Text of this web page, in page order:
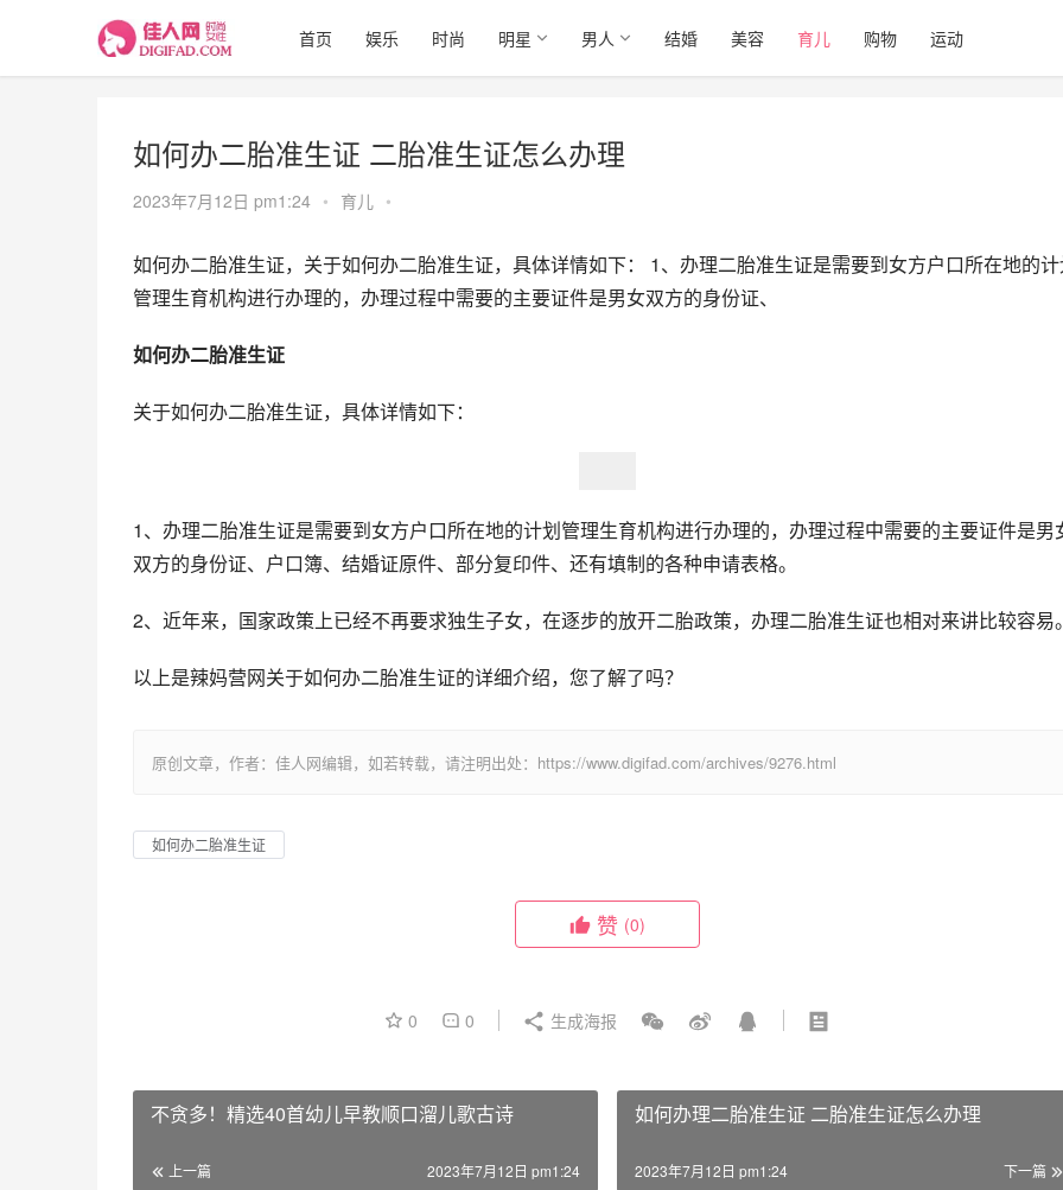
首页 娱乐 时尚 明星 男人 结婚 美容 育儿 购物 运动
如何办二胎准生证 二胎准生证怎么办理
2023年7月12日 pm1:24 • 育儿 •
如何办二胎准生证，关于如何办二胎准生证，具体详情如下： 1、办理二胎准生证是需要到女方户口所在地的
管理生育机构进行办理的，办理过程中需要的主要证件是男女双方的身份证、
如何办二胎准生证
关于如何办二胎准生证，具体详情如下：
1、办理二胎准生证是需要到女方户口所在地的计划管理生育机构进行办理的，办理过程中需要的主要证件是男
双方的身份证、户口簿、结婚证原件、部分复印件、还有填制的各种申请表格。
2、近年来，国家政策上已经不再要求独生子女，在逐步的放开二胎政策，办理二胎准生证也相对来讲比较容易
以上是辣妈营网关于如何办二胎准生证的详细介绍，您了解了吗？
原创文章，作者：佳人网编辑，如若转载，请注明出处：https://www.digifad.com/archives/9276.html
如何办二胎准生证
赞 (0)
0 0 生成海报
不贪多！精选40首幼儿早教顺口溜儿歌古诗
上一篇 2023年7月12日 pm1:24
如何办理二胎准生证 二胎准生证怎么办理
下一篇
2023年7月12日 pm1:24